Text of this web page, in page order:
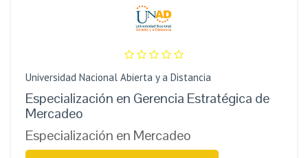
Universidad Nacional Abierta y a Distancia
Especialización en Gerencia Estratégica de
Mercadeo
Especialización en Mercadeo